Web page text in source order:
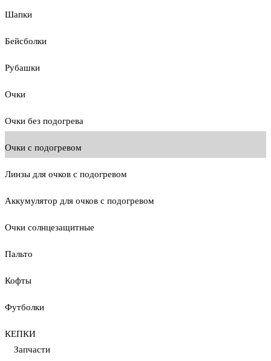
Шапки
Бейсболки
Рубашки
Очки
Очки без подогрева
Очки с подогревом
Линзы для очков с подогревом
Аккумулятор для очков с подогревом
Очки солнцезащитные
Пальто
Кофты
Футболки
КЕПКИ
Запчасти